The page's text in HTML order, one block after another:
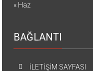
« Haz
BAĞLANTI
İLETİŞİM SAYFASI